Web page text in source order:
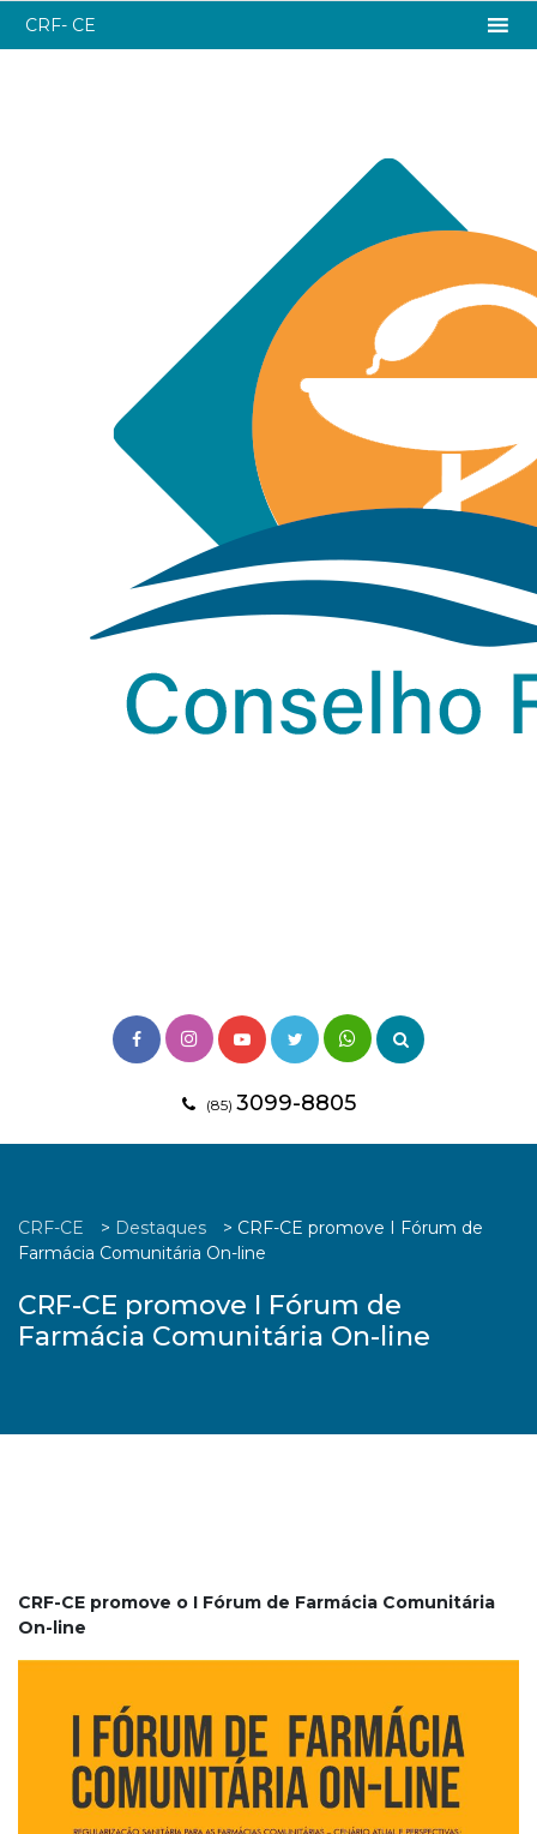
(85) 3099-8805
CRF- CE
CRF-CE > Destaques > CRF-CE promove I Fórum de
Farmácia Comunitária On-line
CRF-CE promove I Fórum de
Farmácia Comunitária On-line
CRF-CE promove o I Fórum de Farmácia Comunitária
On-line